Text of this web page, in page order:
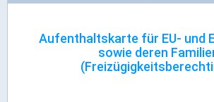
Aufenthaltskarte für EU- und
sowie deren